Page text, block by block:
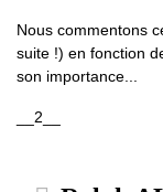
Nous commentons
suite !) en fonction
son importance...
__2__